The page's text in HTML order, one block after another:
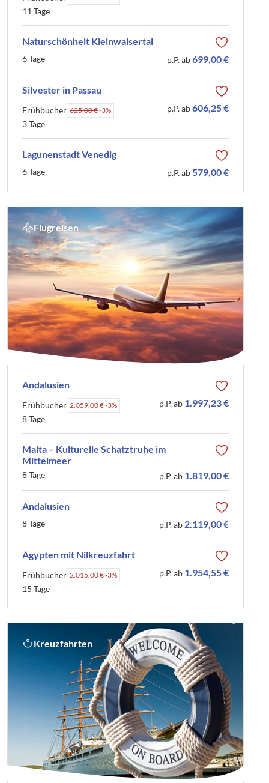
11 Tage
Naturschönheit Kleinwalsertal
6 Tage p.P. ab699,00 €
Silvester in Passau
Frühbucher 625,00 €-3%
3 Tage
p.P. ab606,25 €
Lagunenstadt Venedig
6 Tage p.P. ab579,00 €
Flugreisen
Andalusien
Frühbucher 2.059,00 €-3%
8 Tage
p.P. ab 1.997,23 €
Malta – Kulturelle Schatztruhe im
Mittelmeer
8 Tage p.P. ab 1.819,00 €
Andalusien
8 Tage p.P. ab 2.119,00 €
Ägypten mit Nilkreuzfahrt
Frühbucher 2.015,00 €-3%
15 Tage
p.P. ab 1.954,55 €
Kreuzfahrten